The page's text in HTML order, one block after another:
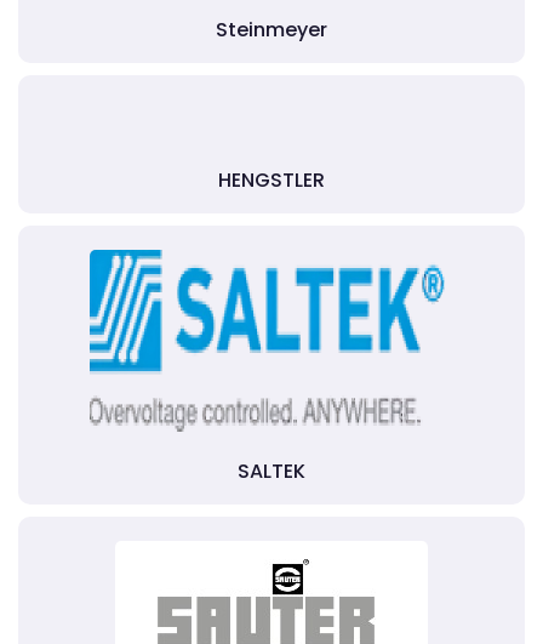
Steinmeyer
HENGSTLER
SALTEK